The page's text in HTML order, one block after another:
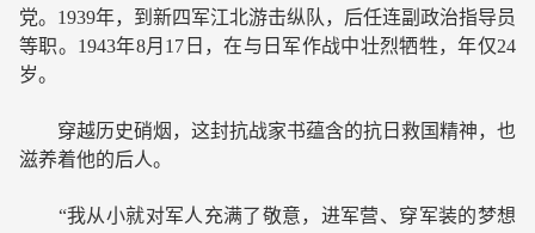
党。1939年，到新四军江北游击纵队，后任连副政治指导员
等职。1943年8月17日，在与日军作战中壮烈牺牲，年仅24
岁。
穿越历史硝烟，这封抗战家书蕴含的抗日救国精神，也
滋养着他的后人。
“我从小就对军人充满了敬意，进军营、穿军装的梦想